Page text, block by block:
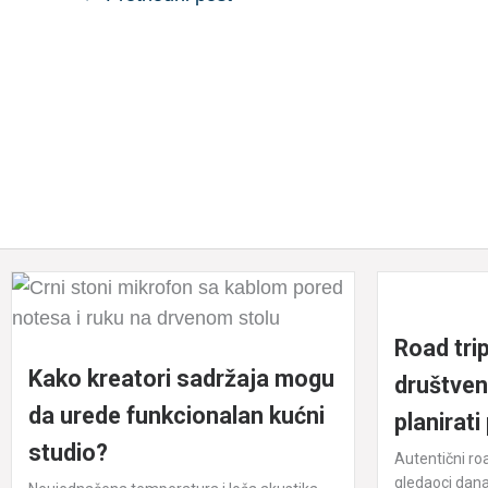
Kako kreatori sadržaja mogu
da urede funkcionalan kućni
studio?
Road
planirati
Autentični
gledaoci